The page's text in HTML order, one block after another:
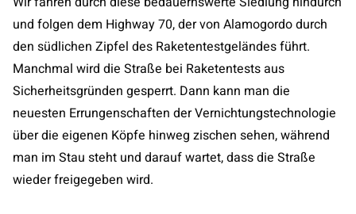
und folgen dem Highway 70, der von Alamogordo durch
den südlichen Zipfel des Raketentestgeländes führt.
Manchmal wird die Straße bei Raketentests aus
Sicherheitsgründen gesperrt. Dann kann man die
neuesten Errungenschaften der Vernichtungstechnologie
über die eigenen Köpfe hinweg zischen sehen, während
man im Stau steht und darauf wartet, dass die Straße
wieder freigegeben wird.